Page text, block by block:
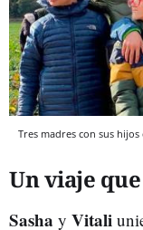
Tres madres con sus
Un viaje
Sasha y Vitali